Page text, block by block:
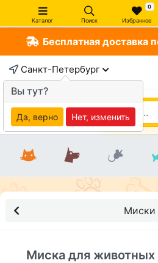
Каталог Поиск
0
Избранное
Бесплатная доставка
Санкт-Петербург
Миски
Миска для
Вы тут?
Да, верно Нет, изменить